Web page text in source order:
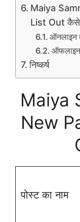
Maiya
List Out
ऑनलाइन
ऑफलाइन
निष्कर्ष
Maiya
New
पोस्ट का नाम